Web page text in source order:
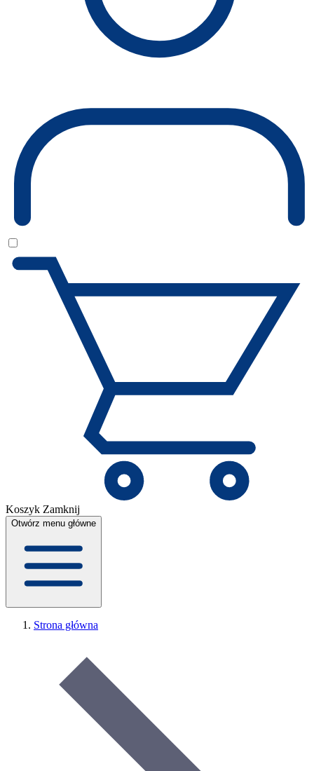
Koszyk Zamknij
Otwórz menu główne
Strona główna